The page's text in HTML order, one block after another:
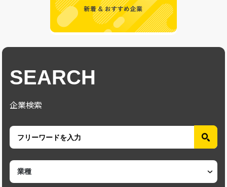
SEARCH
企業検索